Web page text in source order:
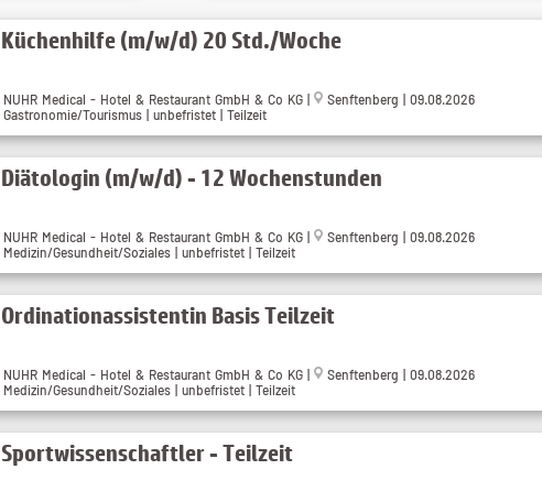
Küchenhilfe (m/w/d) 20 Std./Woche
NUHR Medical - Hotel & Restaurant GmbH & Co KG | Senftenberg | 09.08.2026
Gastronomie/Tourismus | unbefristet | Teilzeit
Diätologin (m/w/d) - 12 Wochenstunden
NUHR Medical - Hotel & Restaurant GmbH & Co KG | Senftenberg | 09.08.2026
Medizin/Gesundheit/Soziales | unbefristet | Teilzeit
Ordinationassistentin Basis Teilzeit
NUHR Medical - Hotel & Restaurant GmbH & Co KG | Senftenberg | 09.08.2026
Medizin/Gesundheit/Soziales | unbefristet | Teilzeit
Sportwissenschaftler - Teilzeit